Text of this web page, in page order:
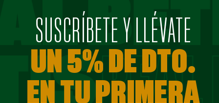
SUSCRÍBETE Y LLÉVATE
UN 5% DE DTO.
EN TU PRIMERA